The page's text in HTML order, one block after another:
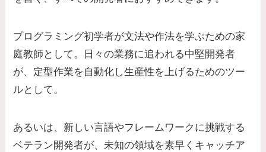
プログラミング初学者が文法や作法を学ぶための家
庭教師として。日々の業務に追われる中堅開発者
が、定型作業を自動化し生産性を上げるためのツー
ルとして。
あるいは、新しい言語やフレームワークに挑戦する
ベテラン開発者が、未知の領域を素早くキャッチア